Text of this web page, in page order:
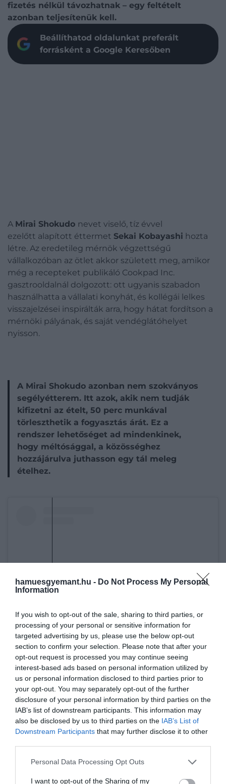
hamuesgyemant.hu - Do Not Process My Personal
Information
If you wish to opt-out of the sale, sharing to third parties, or
processing of your personal or sensitive information for
targeted advertising by us, please use the below opt-out
section to confirm your selection. Please note that after your
opt-out request is processed you may continue seeing
interest-based ads based on personal information utilized by
us or personal information disclosed to third parties prior to
your opt-out. You may separately opt-out of the further
disclosure of your personal information by third parties on the
IAB’s list of downstream participants. This information may
also be disclosed by us to third parties on the IAB’s List of
Downstream Participants that may further disclose it to other
Please note that this website/app uses one or more Google
not limited to your visit or usage behaviour. You may click to
Personal Data Processing Opt Outs
I want to opt-out of the Sharing of my
fizetés nélkül távozhatnak – egy feltételt
azonban teljesítenük kell.
Beállíthatod oldalunkat preferált
forrásként a Google Keresőben
A Mirai Shokudo nevet viselő, tíz évvel
ezelőtt alapított éttermet Sekai Kobayashi hozta
létre. Az eredetileg mérnök végzettségű
vállalkozóban az ötlet akkor született meg, amikor
még a recepteket publikáló Cookpad Inc.
gasztrooldalnál dolgozott: ott ugyanis szabadon
használhatta a vállalati konyhát, és kollégái lelkes
visszajelzései inspirálták arra, hogy hátat fordítson a
mérnöki pályának, és saját vendéglátóhelyet
nyisson.
A Mirai Shokudo azonban nem szokványos
segélyétterem. Itt azok, akik nem tudják
kifizetni az ételt, 50 perc munkával
törleszthetik a fogyasztás árát. Ez a
rendszer lehetőséget ad mindenkinek,
hogy méltósággal, a közösséghez
hozzájárulva juthasson egy tál meleg
ételhez.
A bejegyzés megtekintése az Instagramon